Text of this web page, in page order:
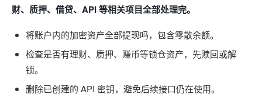
财、质押、借贷、API 等相关项目全部处理完。
将账户内的加密资产全部提现吗，包含零散余额。
检查是否有理财、质押、赚币等锁仓资产，先赎回或解
锁。
删除已创建的 API 密钥，避免后续接口仍在使用。